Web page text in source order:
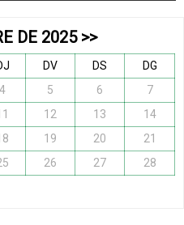
DE 2025 >>
DV DS
DG
4 5 6
7
12 13
14
19 20
21
26 27
28